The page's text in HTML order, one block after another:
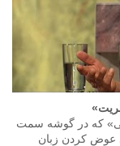
که در گوشه سمت
عوض کردن زبان